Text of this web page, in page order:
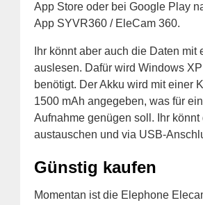
App Store oder bei Google Play
App SYVR360 / EleCam 360.
Ihr könnt aber auch die Daten mit
auslesen. Dafür wird Windows
benötigt. Der Akku wird mit einer
1500 mAh angegeben, was für
Aufnahme genügen soll. Ihr könnt
austauschen und via USB-
Günstig kaufen
Momentan ist die Elephone